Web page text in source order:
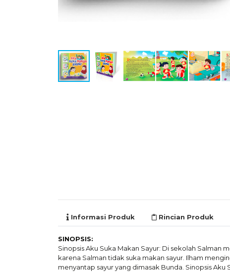
Informasi Produk Rincian Produk
SINOPSIS:
Sinopsis Aku Suka Makan Sayur: Di sekolah Salman
karena Salman tidak suka makan sayur. Ilham
menyantap sayur yang dimasak Bunda. Sinopsis